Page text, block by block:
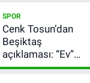
SPOR
Cenk Tosun’dan
Beşiktaş
açıklaması: “Ev”
dedi, asıl mesajı